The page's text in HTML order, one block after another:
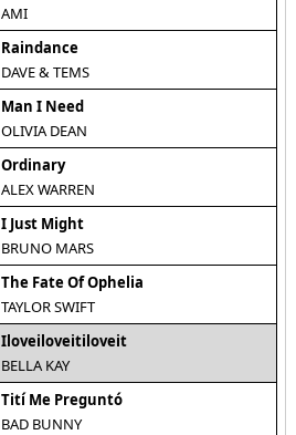
AMI
Raindance
DAVE & TEMS
Man I Need
OLIVIA DEAN
Ordinary
ALEX WARREN
I Just Might
BRUNO MARS
The Fate Of Ophelia
TAYLOR SWIFT
Iloveiloveitiloveit
BELLA KAY
Tití Me Preguntó
BAD BUNNY